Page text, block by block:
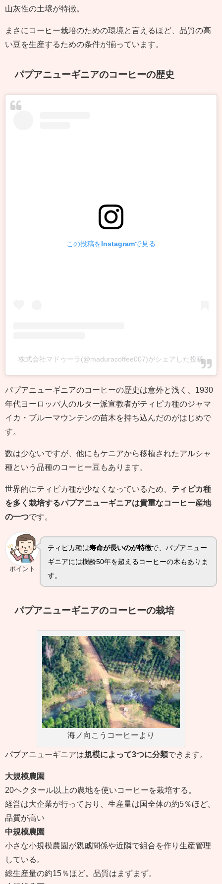
山灰性の土壌が特徴。
まさにコーヒー栽培のための環境と言えるほど、品質の高
い豆を生産するための条件が揃っています。
パプアニューギニアのコーヒーの歴史
この投稿をInstagramで見る
株式会社マドゥーラ(@maduracoffee007)がシェアした投稿
パプアニューギニアのコーヒーの歴史は意外と浅く、1930
年代ヨーロッパ人のルター派宣教者がティピカ種のジャマ
イカ・ブルーマウンテンの苗木を持ち込んだのがはじめで
す。
数は少ないですが、他にもケニアから移植されたアルシャ
種という品種のコーヒー豆もあります。
世界的にティピカ種が少なくなっているため、 ティピカ種
を多く栽培するパプアニューギニアは貴重なコーヒー産地
の一つです。
ポイント
ティピカ種は寿命が長いのが特徴で、パプアニュー
ギニアには樹齢50年を超えるコーヒーの木もありま
す。
パプアニューギニアのコーヒーの栽培
海ノ向こうコーヒーより
パプアニューギニアは規模によって3つに分類できます。
大規模農園
20ヘクタール以上の農地を使いコーヒーを栽培する。
経営は大企業が行っており、生産量は国全体の約5％ほど。
品質が高い
中規模農園
小さな小規模農園が親戚関係や近隣で組合を作り生産管理
している。
総生産量の約15％ほど。品質はまずまず。